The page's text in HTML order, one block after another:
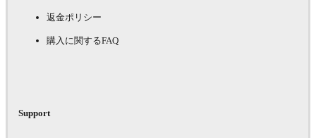
返金ポリシー
購入に関するFAQ
Support